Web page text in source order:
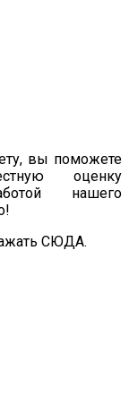
вы поможете
оценку
нашего
СЮДА.